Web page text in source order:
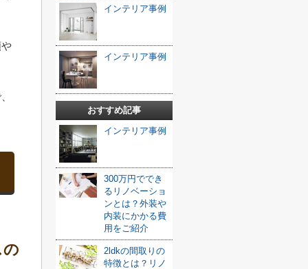
インテリア事例
インテリア事例
おすすめ記事
インテリア事例
300万円ででき
るリノベーショ
ンとは？外装や
内装にかかる費
用をご紹介
2ldkの間取りの
特徴とは？リノ